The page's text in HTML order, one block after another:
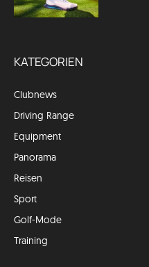
KATEGORIEN
Clubnews
Driving Range
Equipment
Panorama
Reisen
Sport
Golf-Mode
Training